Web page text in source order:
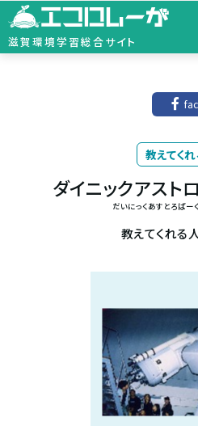
滋賀環境学習総合サイト
教えてく
ダイニックアスト
だいにっくあすとろぱー
教えてくれる